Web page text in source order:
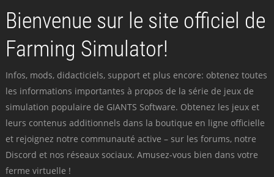
Bienvenue sur le site officiel de
Farming Simulator!
Infos, mods, didacticiels, support et plus encore: obtenez toutes
les informations importantes à propos de la série de jeux de
simulation populaire de GIANTS Software. Obtenez les jeux et
leurs contenus additionnels dans la boutique en ligne officielle
et rejoignez notre communauté active – sur les forums, notre
Discord et nos réseaux sociaux. Amusez-vous bien dans votre
ferme virtuelle !